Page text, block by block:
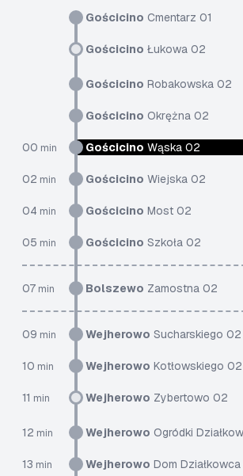
Gościcino Cmentarz 01
Gościcino Łukowa 02
Gościcino Robakowska 02
Gościcino Okrężna 02
00 min Gościcino Wąska 02
02 min Gościcino Wiejska 02
04 min Gościcino Most 02
05 min Gościcino Szkoła 02
07 min Bolszewo Zamostna 02
09 min Wejherowo Sucharskiego 02
10 min Wejherowo Kotłowskiego 02
11 min Wejherowo Zybertowo 02
12 min Wejherowo Ogródki
13 min Wejherowo Dom